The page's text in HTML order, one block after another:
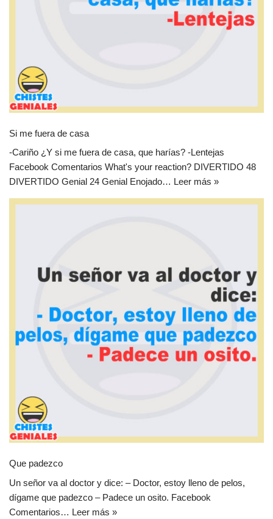
Si me fuera de casa
-Cariño ¿Y si me fuera de casa, que harías? -Lentejas
Facebook Comentarios What's your reaction? DIVERTIDO 48
DIVERTIDO Genial 24 Genial Enojado… Leer más »
Que padezco
Un señor va al doctor y dice: – Doctor, estoy lleno de pelos,
dígame que padezco – Padece un osito. Facebook
Comentarios… Leer más »